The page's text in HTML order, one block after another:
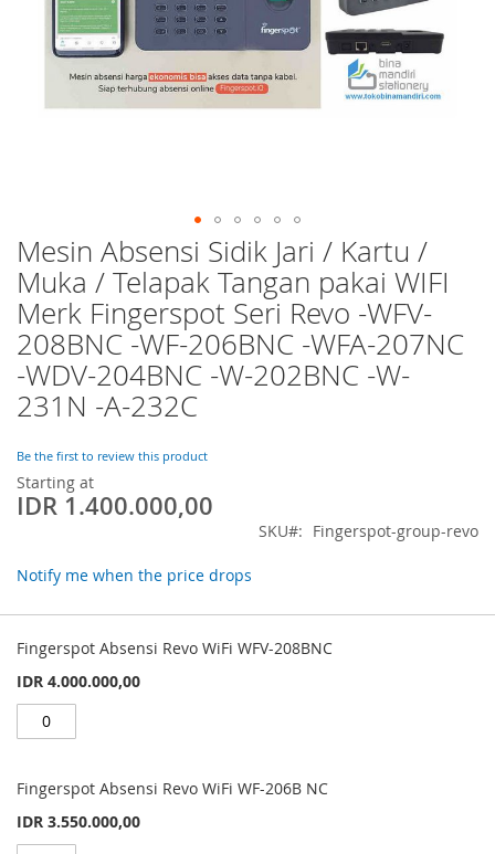
Mesin Absensi Sidik Jari / Kartu /
Muka / Telapak Tangan pakai WIFI
Merk Fingerspot Seri Revo -WFV-
208BNC -WF-206BNC -WFA-207NC
-WDV-204BNC -W-202BNC -W-
231N -A-232C
Be the first to review this product
Starting at
IDR 1.400.000,00
SKU Fingerspot-group-revo
Notify me when the price drops
product
Fingerspot Absensi Revo WiFi WFV-208BNC
IDR 4.000.000,00
Fingerspot Absensi Revo WiFi WF-206B NC
IDR 3.550.000,00
Skip
to
the
beginning
of
the
images
gallery